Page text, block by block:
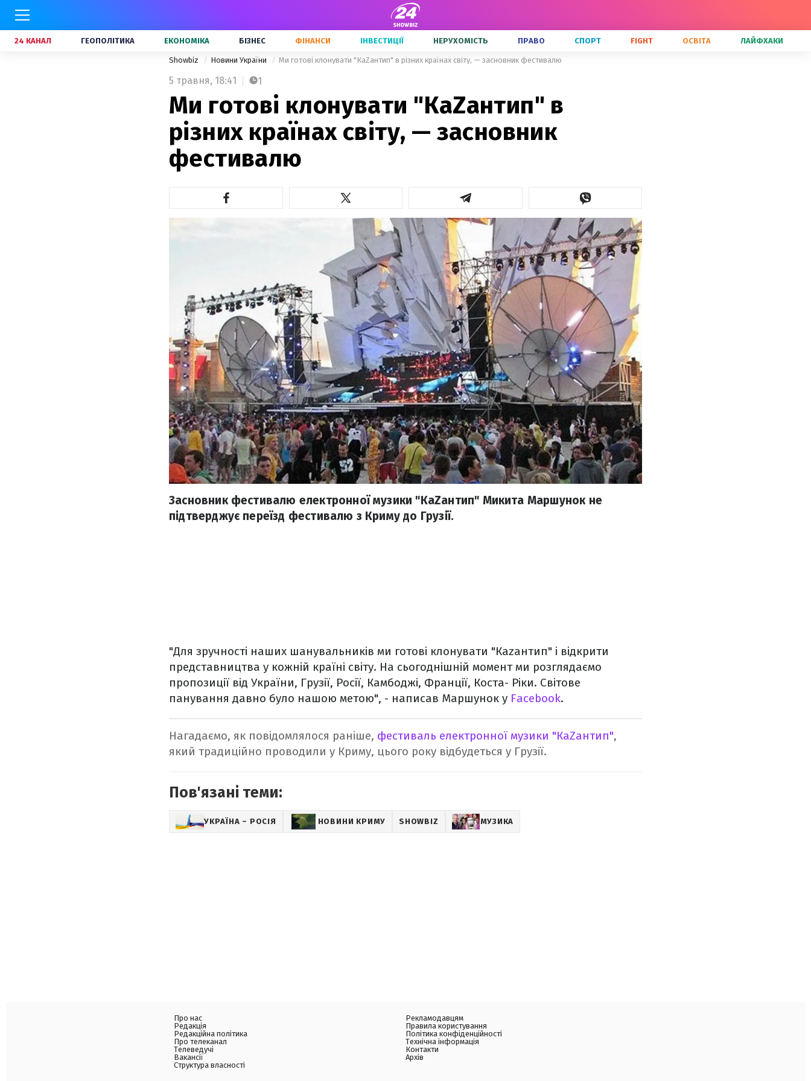
24 КАНАЛ ГЕОПОЛІТИКА ЕКОНОМІКА БІЗНЕС ФІНАНСИ ІНВЕСТИЦІЇ НЕРУХОМІСТЬ ПРАВО СПОРТ FIGHT ОСВІТА ЛАЙФХАКИ
Showbiz Новини України Ми готові клонувати "КаZантип" в різних країнах світу, — засновник фестивалю
5 травня, 18:41 1
Ми готові клонувати "КаZантип" в
різних країнах світу, — засновник
фестивалю
Засновник фестивалю електронної музики "КаZантип" Микита Маршунок не
підтверджує переїзд фестивалю з Криму до Грузії.
"Для зручності наших шанувальників ми готові клонувати "Каzантип" і відкрити
представництва у кожній країні світу. На сьогоднішній момент ми розглядаємо
пропозиції від України, Грузії, Росії, Камбоджі, Франції, Коста- Ріки. Світове
панування давно було нашою метою", - написав Маршунок у Facebook.
Нагадаємо, як повідомлялося раніше, фестиваль електронної музики "КаZантип",
який традиційно проводили у Криму, цього року відбудеться у Грузії.
Пов'язані теми:
УКРАЇНА – РОСІЯ НОВИНИ КРИМУ SHOWBIZ МУЗИКА
Про нас
Редакція
Редакційна політика
Про телеканал
Телеведучі
Вакансії
Структура власності
Рекламодавцям
Правила користування
Політика конфіденційності
Технічна інформація
Контакти
Архів